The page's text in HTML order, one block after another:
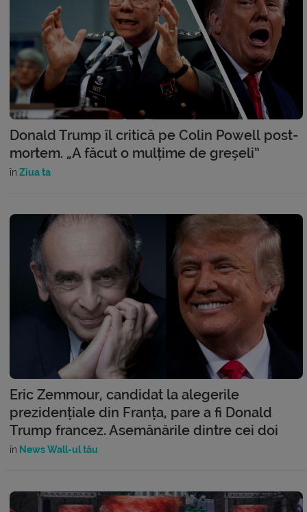
Donald Trump îl critică pe Colin Powell post-
mortem. „A făcut o mulțime de greșeli”
în Ziua ta
Eric Zemmour, candidat la alegerile
prezidențiale din Franța, pare a fi Donald
Trump francez. Asemănările dintre cei doi
în News Wall-ul tău